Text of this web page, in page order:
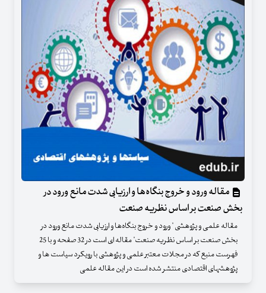
مقاله ورود و خروج بنگاه‌ها و ارزیابی شدت مانع ورود در
بخش صنعت بر اساس نظریه صنعت
مقاله علمی و پژوهشی " ورود و خروج بنگاه‌ها و ارزیابی شدت مانع ورود در
بخش صنعت بر اساس نظریه صنعت" مقاله ای است در 32 صفحه و با 25
فهرست منبع که در مجلات معتبر علمی و پژوهشی با رویکرد سیاست ها و
پژوهشهای اقتصادی منتشر شده است در این مقاله علمی